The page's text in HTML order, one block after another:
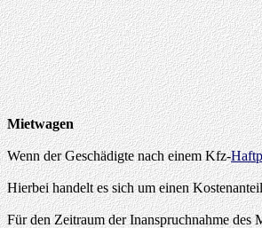
Mietwagen
Wenn der Geschädigte nach einem Kfz-
Hierbei handelt es sich um einen
Für den Zeitraum der Inanspruchnahme